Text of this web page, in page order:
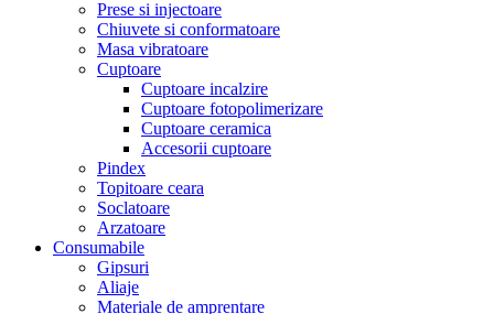
Prese si injectoare
Chiuvete si conformatoare
Masa vibratoare
Cuptoare
Cuptoare incalzire
Cuptoare fotopolimerizare
Cuptoare ceramica
Accesorii cuptoare
Pindex
Topitoare ceara
Soclatoare
Arzatoare
Consumabile
Gipsuri
Aliaje
Materiale de amprentare